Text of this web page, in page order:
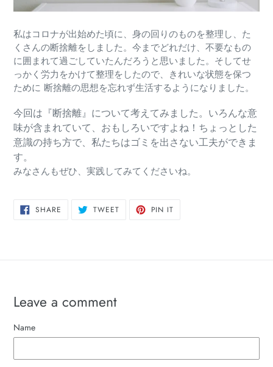
私はコロナが出始めた頃に、身の回りのものを整理し、た
くさんの断捨離をしました。 今までどれだけ、不要なもの
に囲まれて過ごしていたんだろうと思いました。 そしてせ
っかく労力をかけて整理をしたので、きれいな状態を保つ
ために 断捨離の思想を忘れず生活するようになりました。
今回は『断捨離』について考えてみました。 いろんな意
味が含まれていて、おもしろいですよね！ ちょっとした
意識の持ち方で、私たちはゴミを出さない工夫ができま
す。
みなさんもぜひ、実践してみてくださいね。
SHARE SHARE TWEETTWEET PIN IT
Leave a comment
Name